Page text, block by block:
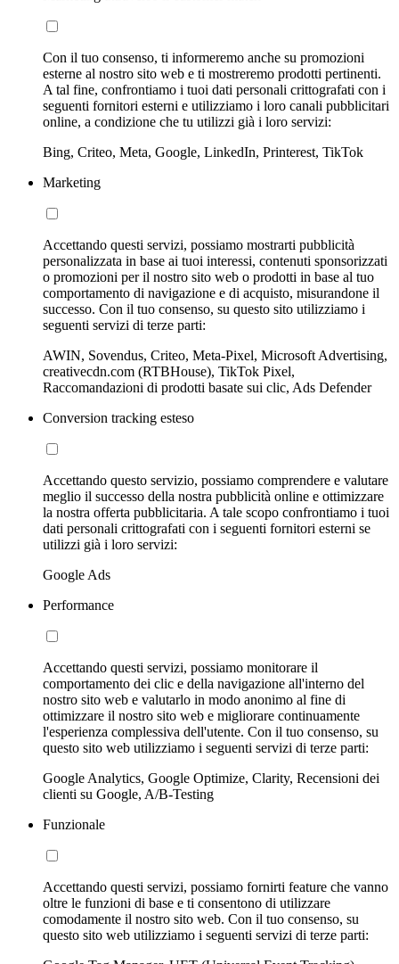
Con il tuo consenso, ti informeremo anche su promozioni
esterne al nostro sito web e ti mostreremo prodotti pertinenti.
A tal fine, confrontiamo i tuoi dati personali crittografati con i
seguenti fornitori esterni e utilizziamo i loro canali pubblicitari
online, a condizione che tu utilizzi già i loro servizi:
Bing, Criteo, Meta, Google, LinkedIn, Printerest, TikTok
Marketing
Accettando questi servizi, possiamo mostrarti pubblicità
personalizzata in base ai tuoi interessi, contenuti sponsorizzati
o promozioni per il nostro sito web o prodotti in base al tuo
comportamento di navigazione e di acquisto, misurandone il
successo. Con il tuo consenso, su questo sito utilizziamo i
seguenti servizi di terze parti:
AWIN, Sovendus, Criteo, Meta-Pixel, Microsoft Advertising,
creativecdn.com (RTBHouse), TikTok Pixel,
Raccomandazioni di prodotti basate sui clic, Ads Defender
Conversion tracking esteso
Accettando questo servizio, possiamo comprendere e valutare
meglio il successo della nostra pubblicità online e ottimizzare
la nostra offerta pubblicitaria. A tale scopo confrontiamo i tuoi
dati personali crittografati con i seguenti fornitori esterni se
utilizzi già i loro servizi:
Google Ads
Performance
Accettando questi servizi, possiamo monitorare il
comportamento dei clic e della navigazione all'interno del
nostro sito web e valutarlo in modo anonimo al fine di
ottimizzare il nostro sito web e migliorare continuamente
l'esperienza complessiva dell'utente. Con il tuo consenso, su
questo sito web utilizziamo i seguenti servizi di terze parti:
Google Analytics, Google Optimize, Clarity, Recensioni dei
clienti su Google, A/B-Testing
Funzionale
Accettando questi servizi, possiamo fornirti feature che vanno
oltre le funzioni di base e ti consentono di utilizzare
comodamente il nostro sito web. Con il tuo consenso, su
questo sito web utilizziamo i seguenti servizi di terze parti: